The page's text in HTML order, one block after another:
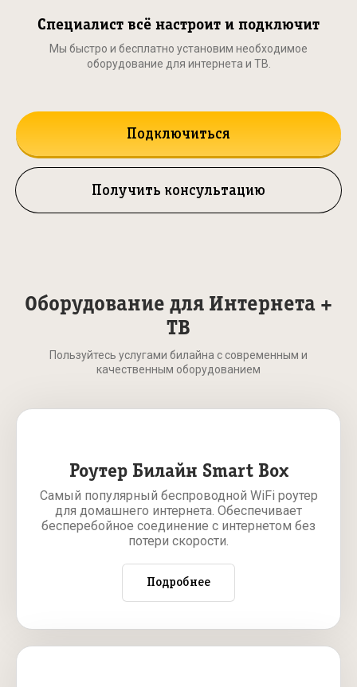
Специалист всё настроит и подключит
Мы быстро и бесплатно установим необходимое
оборудование для интернета и ТВ.
Подключиться
Получить консультацию
Оборудование для Интернета +
ТВ
Пользуйтесь услугами билайна с современным и
качественным оборудованием
Роутер Билайн Smart Box
Самый популярный беспроводной WiFi роутер
для домашнего интернета. Обеспечивает
бесперебойное соединение с интернетом без
потери скорости.
Подробнее